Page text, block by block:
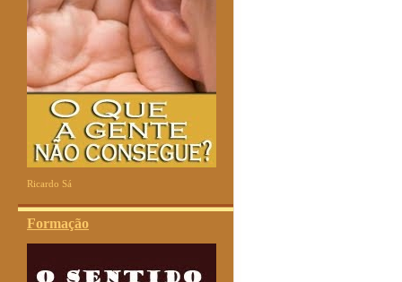
Ricardo Sá
Formação